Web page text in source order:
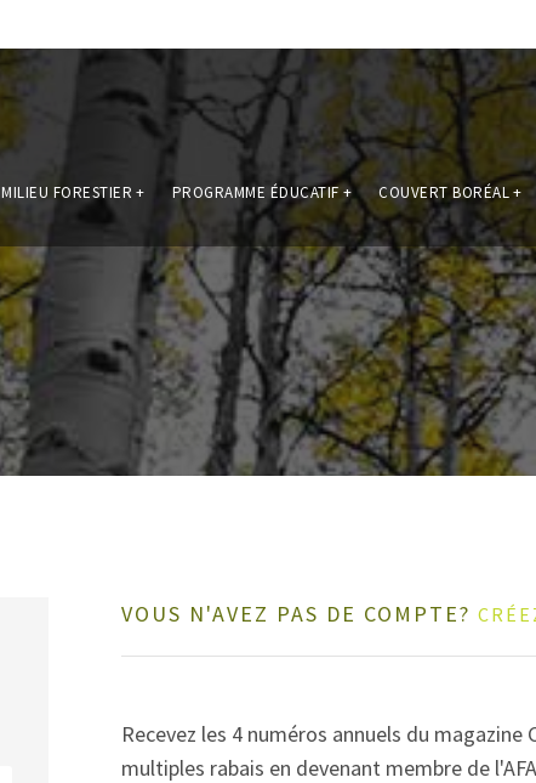
MILIEU FORESTIER + PROGRAMME ÉDUCATIF + COUVERT BORÉAL+
VOUS N'AVEZ PAS DE COMPTE?
Recevez les 4 numéros annuels du
multiples rabais en devenant membre de